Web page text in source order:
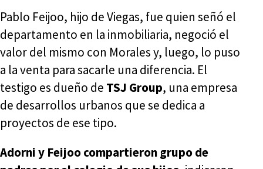
Pablo Feijoo, hijo de Viegas, fue quien señó el
departamento en la inmobiliaria, negoció el
valor del mismo con Morales y, luego, lo puso
a la venta para sacarle una diferencia. El
testigo es dueño de TSJ Group, una empresa
de desarrollos urbanos que se dedica a
proyectos de ese tipo.
Adorni y Feijoo compartieron grupo de